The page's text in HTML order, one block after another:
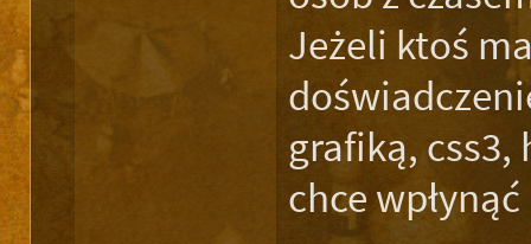
Jeżeli ktoś
grafiką,
chce